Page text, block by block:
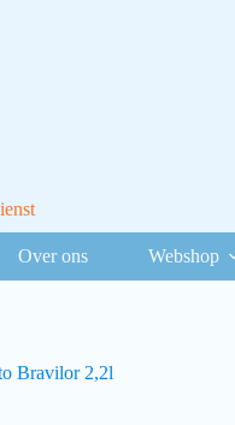
Over ons Webshop
Bravilor 2,2l